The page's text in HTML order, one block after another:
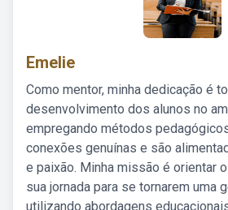
Emelie
Como mentor, minha dedicação é
desenvolvimento dos alunos no
empregando métodos
conexões genuínas e são
e paixão. Minha missão é orientar
sua jornada para se tornarem uma
utilizando abordagens